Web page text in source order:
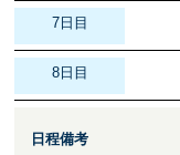
7日目
8日目
日程備考